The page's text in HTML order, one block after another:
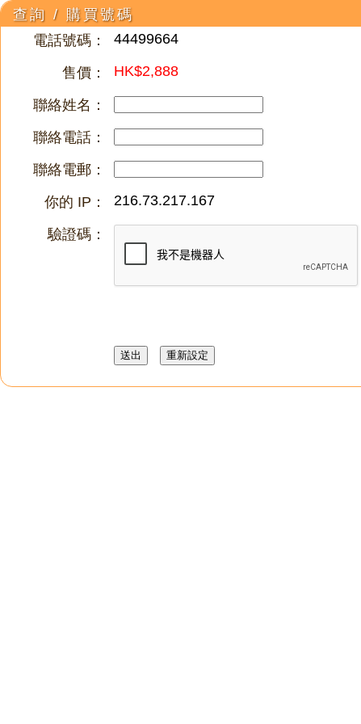
查詢 / 購買號碼
電話號碼：
44499664
售價： HK$2,888
聯絡姓名：
聯絡電話：
聯絡電郵：
你的 IP：
216.73.217.167
驗證碼：